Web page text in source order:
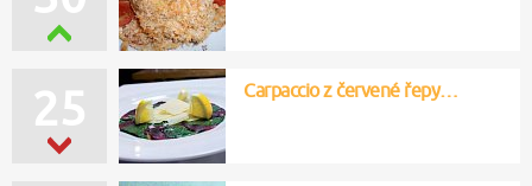
25 Carpaccio z červené řepy…